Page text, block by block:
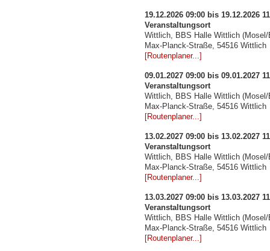
19.12.2026 09:00 bis 19.12.2026
Veranstaltungsort
Wittlich, BBS Halle Wittlich (Mosel/
Max-Planck-Straße, 54516 Wittlich
[Routenplaner...]
09.01.2027 09:00 bis 09.01.2027
Veranstaltungsort
Wittlich, BBS Halle Wittlich (Mosel/
Max-Planck-Straße, 54516 Wittlich
[Routenplaner...]
13.02.2027 09:00 bis 13.02.2027
Veranstaltungsort
Wittlich, BBS Halle Wittlich (Mosel/
Max-Planck-Straße, 54516 Wittlich
[Routenplaner...]
13.03.2027 09:00 bis 13.03.2027
Veranstaltungsort
Wittlich, BBS Halle Wittlich (Mosel/
Max-Planck-Straße, 54516 Wittlich
[Routenplaner...]